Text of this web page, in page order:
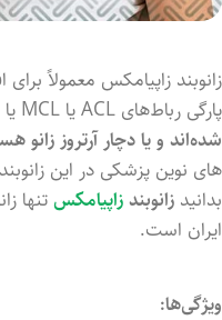
زانوبند زاپیامکس معمولاً برای
پارگی رباط‌های ACL یا MCL یا برای کسانی که
شده‌اند و یا دچار آرتروز زانو
های نوین پزشکی در این
بدانید زانوبندزاپیامکستنها
ایران است.
ویژگی‌ها: